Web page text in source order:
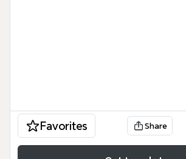
Favorites Share